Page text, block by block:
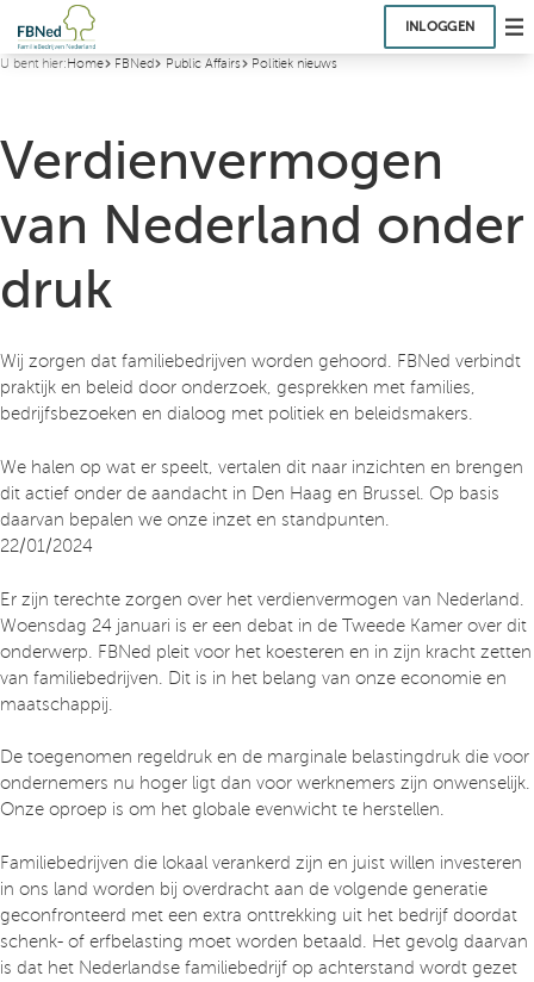
INLOGGEN
U bent hier:Home FBNed Public Affairs Politiek nieuws
Verdienvermogen
van Nederland onder
druk
Wij zorgen dat familiebedrijven worden gehoord. FBNed verbindt
praktijk en beleid door onderzoek, gesprekken met families,
bedrijfsbezoeken en dialoog met politiek en beleidsmakers.
We halen op wat er speelt, vertalen dit naar inzichten en brengen
dit actief onder de aandacht in Den Haag en Brussel. Op basis
daarvan bepalen we onze inzet en standpunten.
22/01/2024
Er zijn terechte zorgen over het verdienvermogen van Nederland.
Woensdag 24 januari is er een debat in de Tweede Kamer over dit
onderwerp. FBNed pleit voor het koesteren en in zijn kracht zetten
van familiebedrijven. Dit is in het belang van onze economie en
maatschappij.
De toegenomen regeldruk en de marginale belastingdruk die voor
ondernemers nu hoger ligt dan voor werknemers zijn onwenselijk.
Onze oproep is om het globale evenwicht te herstellen.
Familiebedrijven die lokaal verankerd zijn en juist willen investeren
in ons land worden bij overdracht aan de volgende generatie
geconfronteerd met een extra onttrekking uit het bedrijf doordat
schenk- of erfbelasting moet worden betaald. Het gevolg daarvan
is dat het Nederlandse familiebedrijf op achterstand wordt gezet